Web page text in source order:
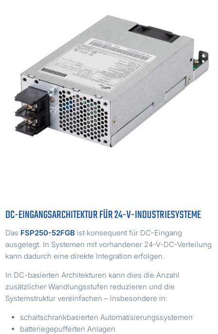
DC-EINGANGSARCHITEKTUR FÜR 24-V-INDUSTRIESYSTEME
Das FSP250-52FGB ist konsequent für DC-Eingang
ausgelegt. In Systemen mit vorhandener 24-V-DC-Verteilung
kann dadurch eine direkte Integration erfolgen.
In DC-basierten Architekturen kann dies die Anzahl
zusätzlicher Wandlungsstufen reduzieren und die
Systemstruktur vereinfachen – insbesondere in:
schaltschrankbasierten Automatisierungssystemen
batteriegepufferten Anlagen